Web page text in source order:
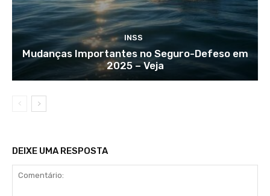
INSS
Mudanças Importantes no Seguro-Defeso em
2025 – Veja
DEIXE UMA RESPOSTA